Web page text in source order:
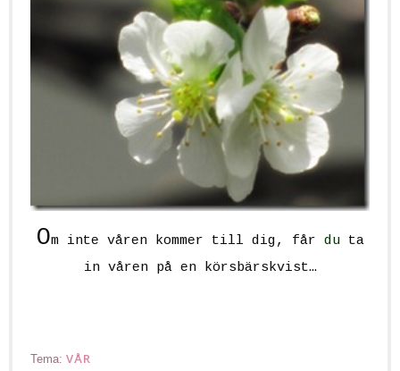
Om inte våren kommer till dig, får duta
in våren på en körsbärskvist…
Tema: VÅR